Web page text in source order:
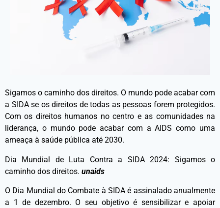
Sigamos o caminho dos direitos. O mundo pode acabar com
a SIDA se os direitos de todas as pessoas forem protegidos.
Com os direitos humanos no centro e as comunidades na
liderança, o mundo pode acabar com a AIDS como uma
ameaça à saúde pública até 2030.
Dia Mundial de Luta Contra a SIDA 2024: Sigamos o
caminho dos direitos. unaids
O Dia Mundial do Combate à SIDA é assinalado anualmente
a 1 de dezembro. O seu objetivo é sensibilizar e apoiar